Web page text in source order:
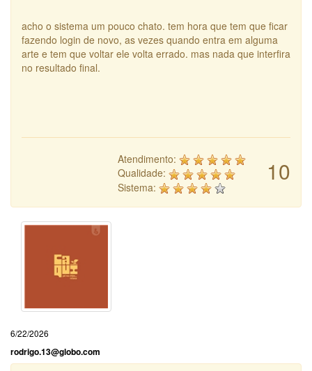
acho o sistema um pouco chato. tem hora que tem que ficar
fazendo login de novo, as vezes quando entra em alguma
arte e tem que voltar ele volta errado. mas nada que interfira
no resultado final.
10
Atendimento:
Qualidade:
Sistema:
6/22/2026
rodrigo.13@globo.com